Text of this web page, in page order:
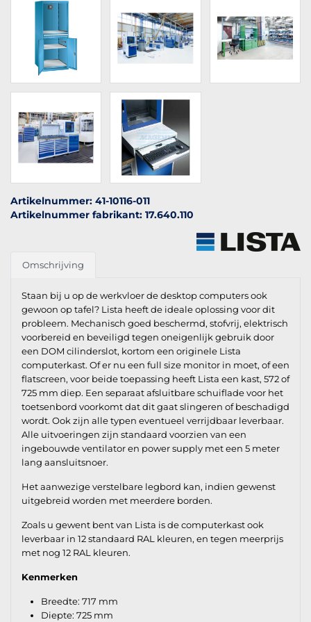
Artikelnummer: 41-10116-011
Artikelnummer fabrikant: 17.640.110
Omschrijving
Staan bij u op de werkvloer de desktop computers ook
gewoon op tafel? Lista heeft de ideale oplossing voor dit
probleem. Mechanisch goed beschermd, stofvrij, elektrisch
voorbereid en beveiligd tegen oneigenlijk gebruik door
een DOM cilinderslot, kortom een originele Lista
computerkast. Of er nu een full size monitor in moet, of een
flatscreen, voor beide toepassing heeft Lista een kast, 572 of
725 mm diep. Een separaat afsluitbare schuiflade voor het
toetsenbord voorkomt dat dit gaat slingeren of beschadigd
wordt. Ook zijn alle typen eventueel verrijdbaar leverbaar.
Alle uitvoeringen zijn standaard voorzien van een
ingebouwde ventilator en power supply met een 5 meter
lang aansluitsnoer.
Het aanwezige verstelbare legbord kan, indien gewenst
uitgebreid worden met meerdere borden.
Zoals u gewent bent van Lista is de computerkast ook
leverbaar in 12 standaard RAL kleuren, en tegen meerprijs
met nog 12 RAL kleuren.
Kenmerken
Breedte: 717 mm
Diepte: 725 mm